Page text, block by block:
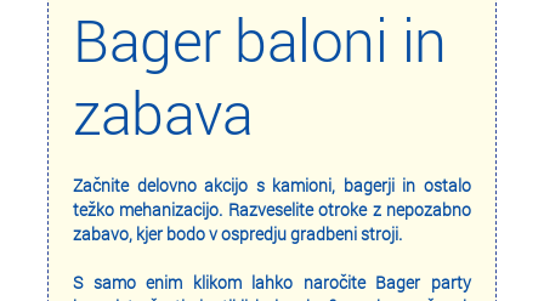
Bager baloni in
zabava
Začnite delovno akcijo s kamioni, bagerji in ostalo
težko mehanizacijo. Razveselite otroke z nepozabno
zabavo, kjer bodo v ospredju gradbeni stroji.
S samo enim klikom lahko naročite Bager party